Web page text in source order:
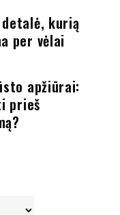
kurią
per vėlai
apžiūrai:
prieš